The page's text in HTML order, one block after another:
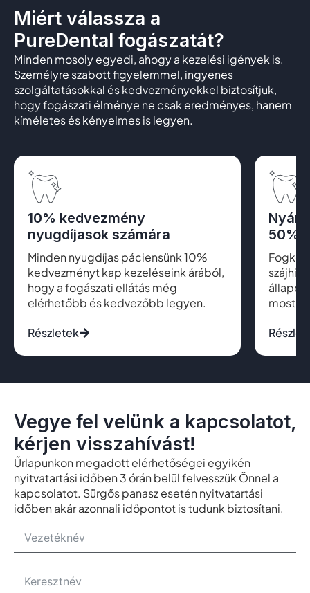
Miért válassza a
PureDental fogászatát?
Minden mosoly egyedi, ahogy a kezelési igények is.
Személyre szabott figyelemmel, ingyenes
szolgáltatásokkal és kedvezményekkel biztosítjuk,
hogy fogászati élménye ne csak eredményes, hanem
kíméletes és kényelmes is legyen.
10% kedvezmény
nyugdíjasok számára
Minden nyugdíjas páciensünk 10%
kedvezményt kap kezeléseink árából,
hogy a fogászati ellátás még
elérhetőbb és kedvezőbb legyen.
Részletek
Nyári
50%
Fogkő
most
Vegye fel velünk a kapcsolatot,
kérjen visszahívást!
Űrlapunkon megadott elérhetőségei egyikén
nyitvatartási időben 3 órán belül felvesszük Önnel a
kapcsolatot. Sürgős panasz esetén nyitvatartási
időben akár azonnali időpontot is tudunk biztosítani.